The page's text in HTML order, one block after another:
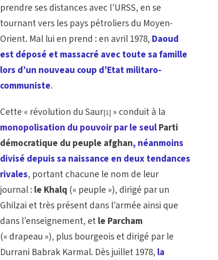
prendre ses distances avec l’URSS, en se
tournant vers les pays pétroliers du Moyen-
Orient. Mal lui en prend : en avril 1978, Daoud
est déposé et massacré avec toute sa famille
lors d’un nouveau coup d’Etat militaro-
communiste.
Cette « révolution du Saur[1] » conduit à la
monopolisation du pouvoir par le seulParti
démocratique du peuple afghan, néanmoins
divisé depuis sa naissance en deux tendances
rivales, portant chacune le nom de leur
journal : le Khalq (« peuple »), dirigé par un
Ghilzai et très présent dans l’armée ainsi que
dans l’enseignement, etle Parcham
(« drapeau »), plus bourgeois et dirigé par le
Durrani Babrak Karmal. Dès juillet 1978, la